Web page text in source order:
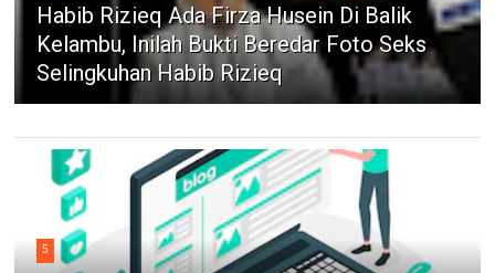
Habib Rizieq Ada Firza Husein Di Balik
Kelambu, Inilah Bukti Beredar Foto Seks
Selingkuhan Habib Rizieq
5